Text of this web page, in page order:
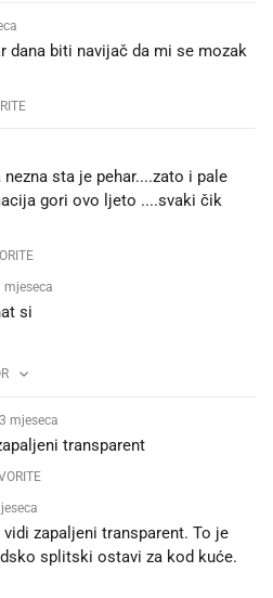
dana biti navijač da mi se mozak
sta je pehar....zato i pale
gori ovo ljeto ....svaki čik
mjeseca
si
mjeseca
transparent 🤣🤣🤣🤣
zapaljeni transparent. To je
splitski ostavi za kod kuće.